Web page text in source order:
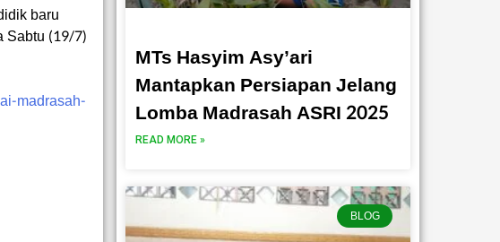
baru
Sabtu (19/7)
madrasah-
MTs Hasyim Asy’ari
Mantapkan Persiapan Jelang
Lomba Madrasah ASRI 2025
READ MORE »
BLOG